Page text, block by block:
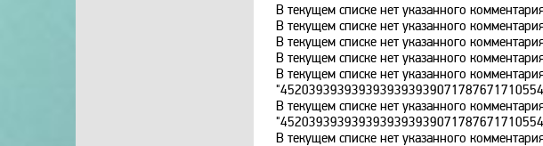
В текущем списке нет указанного
В текущем списке нет указанного
В текущем списке нет указанного
В текущем списке нет указанного
В текущем списке нет указанного
В текущем списке нет указанного
В текущем списке нет указанного